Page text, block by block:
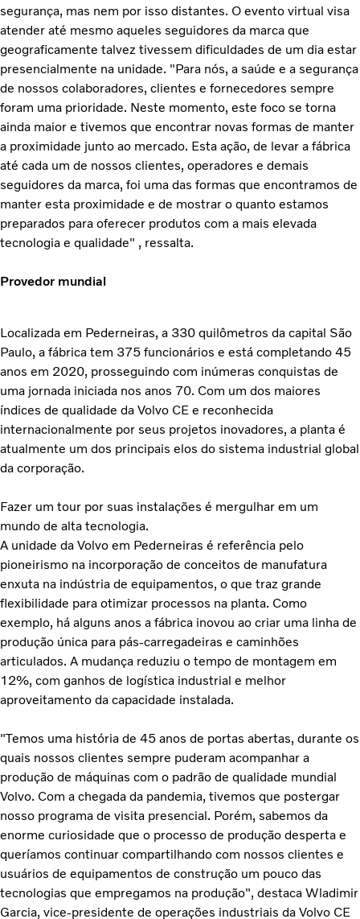
segurança, mas nem por isso distantes. O evento virtual visa
atender até mesmo aqueles seguidores da marca que
geograficamente talvez tivessem dificuldades de um dia estar
presencialmente na unidade. "Para nós, a saúde e a segurança
de nossos colaboradores, clientes e fornecedores sempre
foram uma prioridade. Neste momento, este foco se torna
ainda maior e tivemos que encontrar novas formas de manter
a proximidade junto ao mercado. Esta ação, de levar a fábrica
até cada um de nossos clientes, operadores e demais
seguidores da marca, foi uma das formas que encontramos de
manter esta proximidade e de mostrar o quanto estamos
preparados para oferecer produtos com a mais elevada
tecnologia e qualidade" , ressalta.
Provedor mundial
Localizada em Pederneiras, a 330 quilômetros da capital São
Paulo, a fábrica tem 375 funcionários e está completando 45
anos em 2020, prosseguindo com inúmeras conquistas de
uma jornada iniciada nos anos 70. Com um dos maiores
índices de qualidade da Volvo CE e reconhecida
internacionalmente por seus projetos inovadores, a planta é
atualmente um dos principais elos do sistema industrial global
da corporação.
Fazer um tour por suas instalações é mergulhar em um
mundo de alta tecnologia.
A unidade da Volvo em Pederneiras é referência pelo
pioneirismo na incorporação de conceitos de manufatura
enxuta na indústria de equipamentos, o que traz grande
flexibilidade para otimizar processos na planta. Como
exemplo, há alguns anos a fábrica inovou ao criar uma linha de
produção única para pás-carregadeiras e caminhões
articulados. A mudança reduziu o tempo de montagem em
12%, com ganhos de logística industrial e melhor
aproveitamento da capacidade instalada.
"Temos uma história de 45 anos de portas abertas, durante os
quais nossos clientes sempre puderam acompanhar a
produção de máquinas com o padrão de qualidade mundial
Volvo. Com a chegada da pandemia, tivemos que postergar
nosso programa de visita presencial. Porém, sabemos da
enorme curiosidade que o processo de produção desperta e
queríamos continuar compartilhando com nossos clientes e
usuários de equipamentos de construção um pouco das
tecnologias que empregamos na produção", destaca Wladimir
Garcia, vice-presidente de operações industriais da Volvo CE